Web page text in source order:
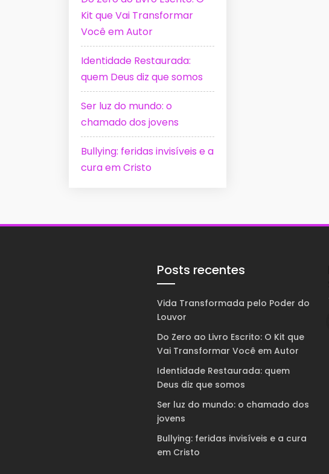
Kit que Vai Transformar
Você em Autor
Identidade Restaurada:
quem Deus diz que somos
Ser luz do mundo: o
chamado dos jovens
Bullying: feridas invisíveis e a
cura em Cristo
Posts recentes
Vida Transformada pelo Poder do
Louvor
Do Zero ao Livro Escrito: O Kit que
Vai Transformar Você em Autor
Identidade Restaurada: quem
Deus diz que somos
Ser luz do mundo: o chamado dos
jovens
Bullying: feridas invisíveis e a cura
em Cristo